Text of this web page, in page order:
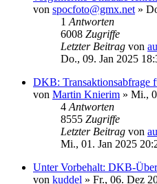
von spocfoto@gmx.net »
1 Antworten
6008 Zugriffe
Letzter Beitrag von
Do., 09. Jan 2025
DKB: Transaktionsabfrage
von Martin Knierim » Mi.,
4 Antworten
8555 Zugriffe
Letzter Beitrag von
Mi., 01. Jan 2025
Unter Vorbehalt: DKB-
von kuddel » Fr., 06. Dez